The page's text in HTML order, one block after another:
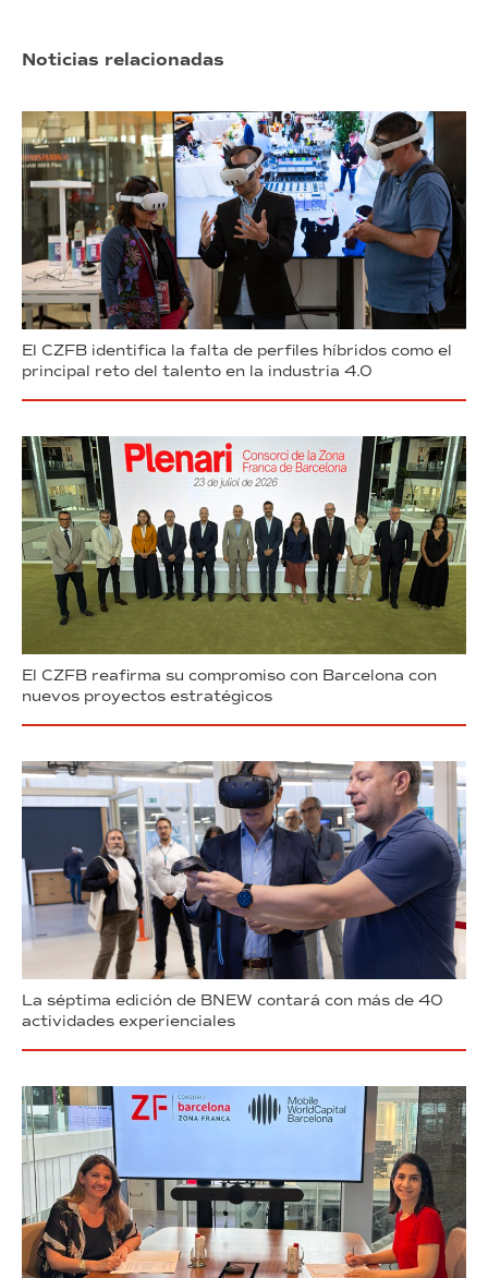
Noticias relacionadas
El CZFB identifica la falta de perfiles híbridos como el
principal reto del talento en la industria 4.0
El CZFB reafirma su compromiso con Barcelona con
nuevos proyectos estratégicos
La séptima edición de BNEW contará con más de 40
actividades experienciales